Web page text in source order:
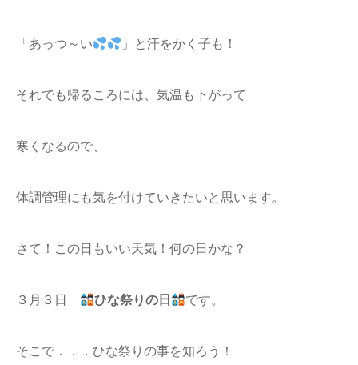
「あっつ～い 」と汗をかく子も！
それでも帰るころには、気温も下がって
寒くなるので、
体調管理にも気を付けていきたいと思います。
さて！この日もいい天気！何の日かな？
３月３日 ひな祭りの日 です。
そこで．．．ひな祭りの事を知ろう！